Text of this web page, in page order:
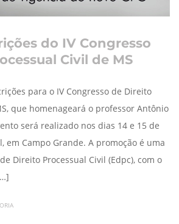
do IV Congresso
Civil de MS
para o IV Congresso de Direito
que homenageará o professor Antônio
será realizado nos dias 14 e 15 de
em Campo Grande. A promoção é uma
Direito Processual Civil (Edpc), com o